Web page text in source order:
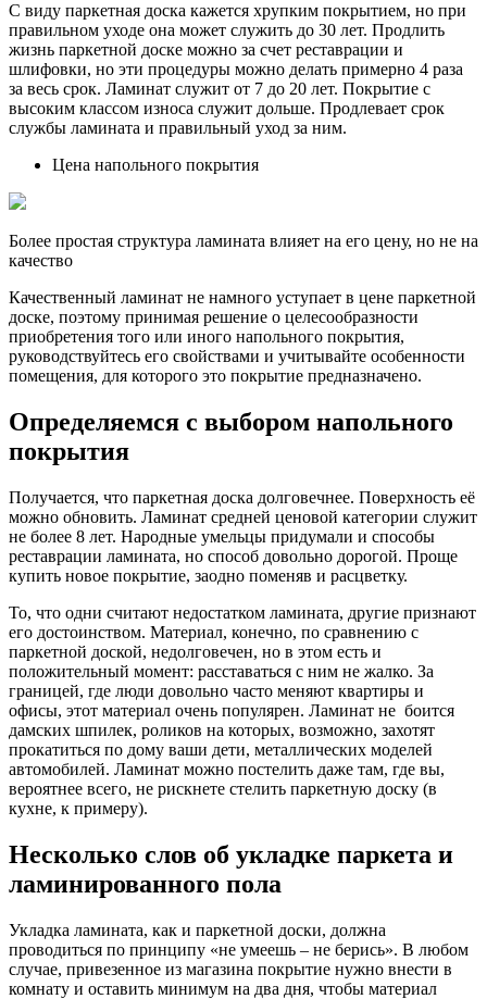
С виду паркетная доска кажется хрупким покрытием, но при
правильном уходе она может служить до 30 лет. Продлить
жизнь паркетной доске можно за счет реставрации и
шлифовки, но эти процедуры можно делать примерно 4 раза
за весь срок. Ламинат служит от 7 до 20 лет. Покрытие с
высоким классом износа служит дольше. Продлевает срок
службы ламината и правильный уход за ним.
Цена напольного покрытия
Более простая структура ламината влияет на его цену, но не на
качество
Качественный ламинат не намного уступает в цене паркетной
доске, поэтому принимая решение о целесообразности
приобретения того или иного напольного покрытия,
руководствуйтесь его свойствами и учитывайте особенности
помещения, для которого это покрытие предназначено.
Определяемся с выбором напольного
покрытия
Получается, что паркетная доска долговечнее. Поверхность её
можно обновить. Ламинат средней ценовой категории служит
не более 8 лет. Народные умельцы придумали и способы
реставрации ламината, но способ довольно дорогой. Проще
купить новое покрытие, заодно поменяв и расцветку.
То, что одни считают недостатком ламината, другие признают
его достоинством. Материал, конечно, по сравнению с
паркетной доской, недолговечен, но в этом есть и
положительный момент: расставаться с ним не жалко. За
границей, где люди довольно часто меняют квартиры и
офисы, этот материал очень популярен. Ламинат не боится
дамских шпилек, роликов на которых, возможно, захотят
прокатиться по дому ваши дети, металлических моделей
автомобилей. Ламинат можно постелить даже там, где вы,
вероятнее всего, не рискнете стелить паркетную доску (в
кухне, к примеру).
Несколько слов об укладке паркета и
ламинированного пола
Укладка ламината, как и паркетной доски, должна
проводиться по принципу «не умеешь – не берись». В любом
случае, привезенное из магазина покрытие нужно внести в
комнату и оставить минимум на два дня, чтобы материал